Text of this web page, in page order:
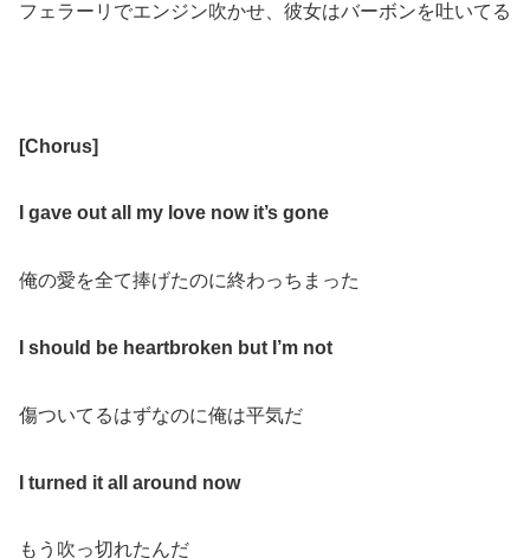
フェラーリでエンジン吹かせ、彼女はバーボンを吐いてる
[Chorus]
I gave out all my love now it’s gone
俺の愛を全て捧げたのに終わっちまった
I should be heartbroken but I’m not
傷ついてるはずなのに俺は平気だ
I turned it all around now
もう吹っ切れたんだ